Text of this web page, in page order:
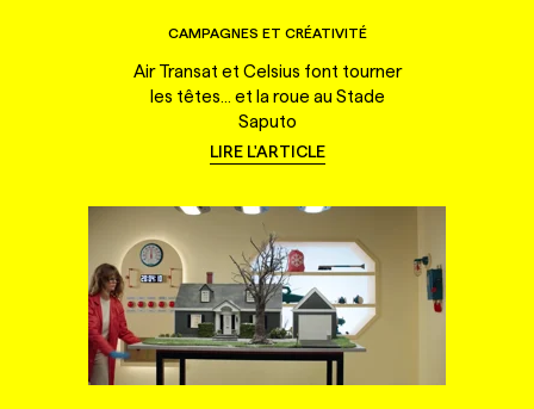
CAMPAGNES ET CRÉATIVITÉ
Air Transat et Celsius font tourner
les têtes... et la roue au Stade
Saputo
LIRE L'ARTICLE